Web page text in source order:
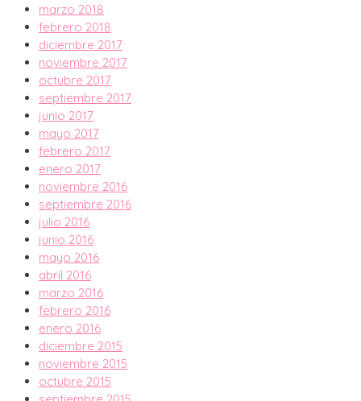
marzo 2018
febrero 2018
diciembre 2017
noviembre 2017
octubre 2017
septiembre 2017
junio 2017
mayo 2017
febrero 2017
enero 2017
noviembre 2016
septiembre 2016
julio 2016
junio 2016
mayo 2016
abril 2016
marzo 2016
febrero 2016
enero 2016
diciembre 2015
noviembre 2015
octubre 2015